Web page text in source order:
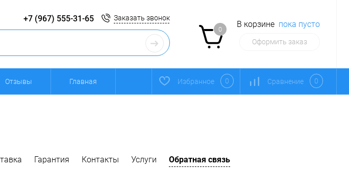
+7 (967) 555-31-65 Заказать звонок
0
В корзине пока пусто
Оформить заказ
Отзывы Главная Избранное 0 Сравнение 0
Гарантия Контакты Услуги Обратная связь